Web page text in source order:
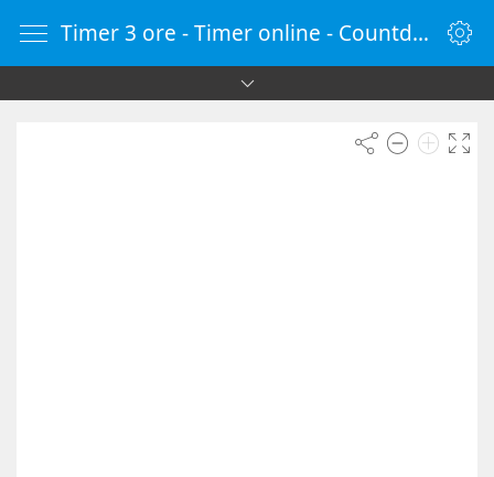
Timer 3 ore - Timer online - Countdown